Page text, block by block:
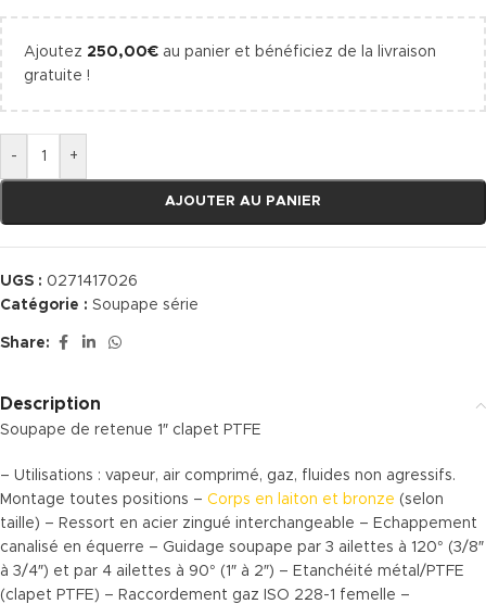
Ajoutez 250,00€ au panier et bénéficiez de la livraison
gratuite !
- +
AJOUTER AU PANIER
UGS : 0271417026
Catégorie : Soupape série
Share:
Description
Soupape de retenue 1″ clapet PTFE
– Utilisations : vapeur, air comprimé, gaz, fluides non agressifs.
Montage toutes positions – Corps en laiton et bronze (selon
taille) – Ressort en acier zingué interchangeable – Echappement
canalisé en équerre – Guidage soupape par 3 ailettes à 120° (3/8″
à 3/4″) et par 4 ailettes à 90° (1″ à 2″) – Etanchéité métal/PTFE
(clapet PTFE) – Raccordement gaz ISO 228-1 femelle –